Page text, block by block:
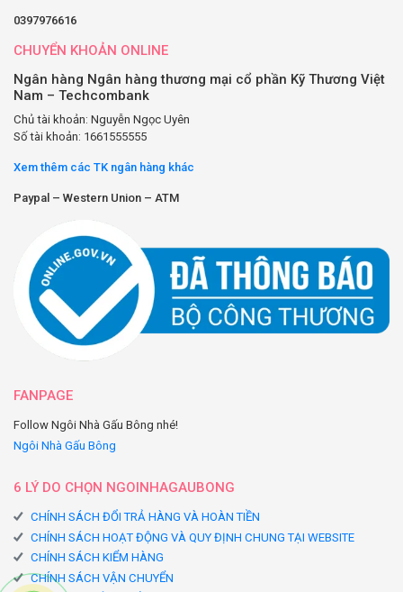
0397976616
CHUYỂN KHOẢN ONLINE
Ngân hàng Ngân hàng thương mại cổ phần Kỹ Thương Việt
Nam – Techcombank
Chủ tài khoản: Nguyễn Ngọc Uyên
Số tài khoản: 1661555555
Xem thêm các TK ngân hàng khác
Paypal – Western Union – ATM
FANPAGE
Follow Ngôi Nhà Gấu Bông nhé!
Ngôi Nhà Gấu Bông
6 LÝ DO CHỌN NGOINHAGAUBONG
CHÍNH SÁCH ĐỔI TRẢ HÀNG VÀ HOÀN TIỀN
CHÍNH SÁCH HOẠT ĐỘNG VÀ QUY ĐỊNH CHUNG TẠI WEBSITE
CHÍNH SÁCH KIỂM HÀNG
CHÍNH SÁCH VẬN CHUYỂN